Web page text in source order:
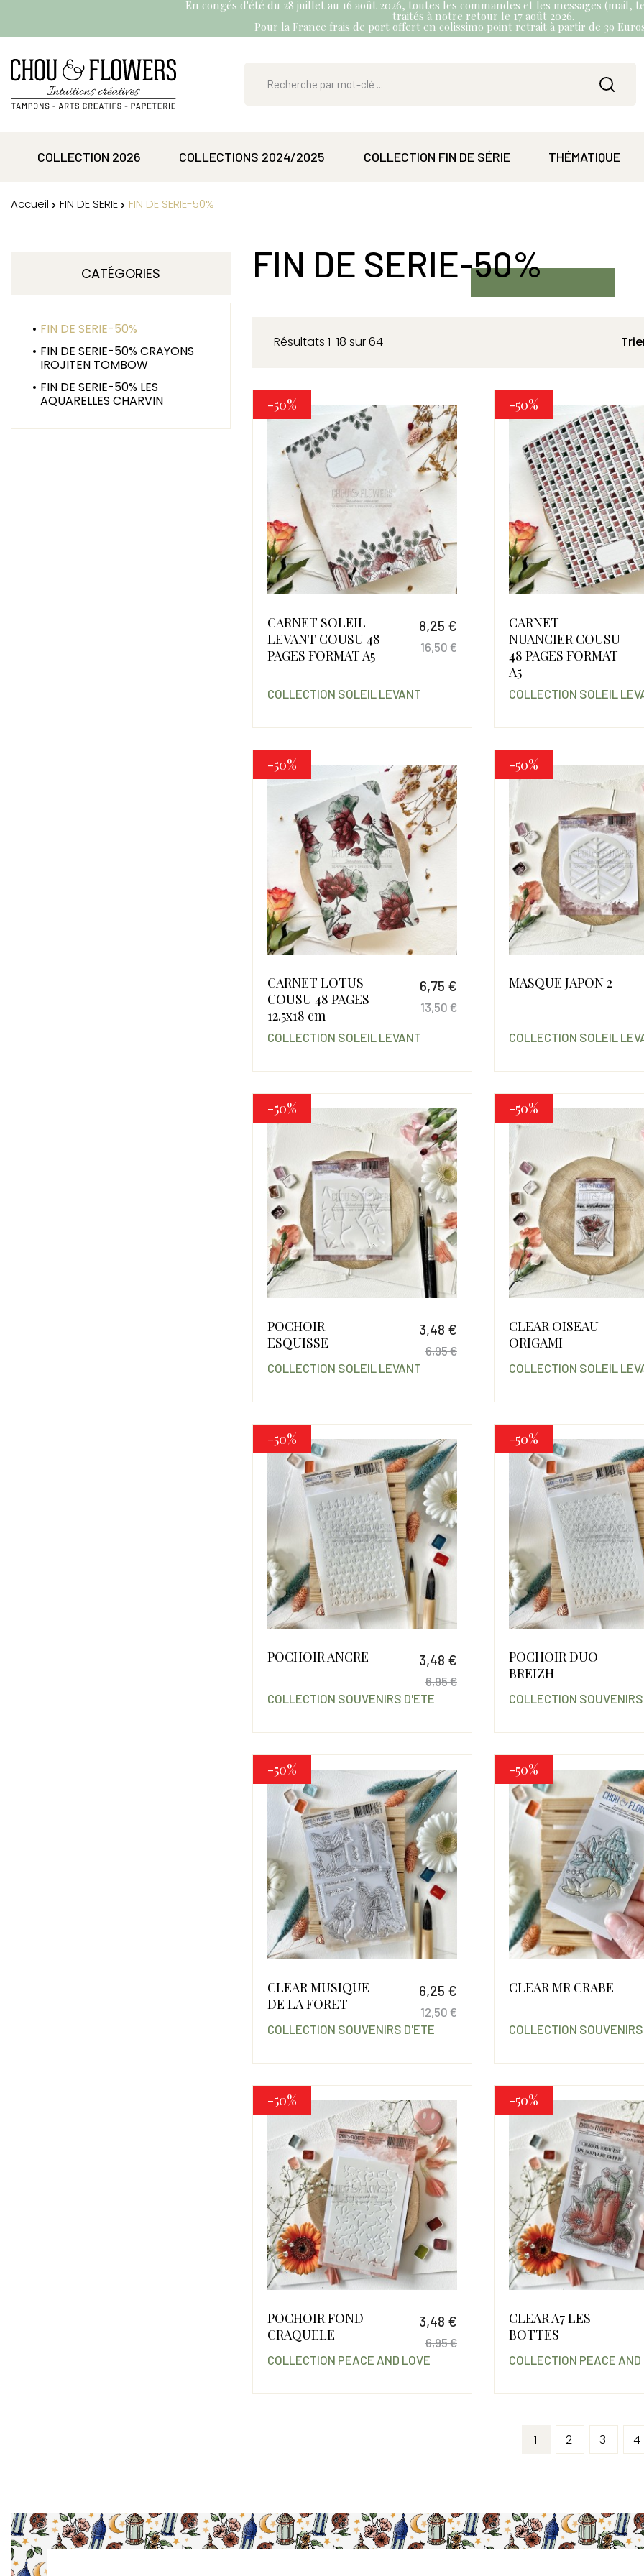
En congés d'été du 28 juillet au 16 août 2026, toutes les commandes et les messages (mail,
traités à notre retour le 17 août 2026.
Pour la France frais de port offert en colissimo point retrait à partir de 39
COLLECTION 2026 COLLECTIONS 2024/2025 COLLECTION FIN DE SÉRIE THÉMATIQUE
Accueil FIN DE SERIE FIN DE SERIE-50%
CATÉGORIES
FIN DE SERIE-50%
FIN DE SERIE-50% CRAYONS
IROJITEN TOMBOW
FIN DE SERIE-50% LES
AQUARELLES CHARVIN
FIN DE SERIE-50%
Résultats 1-18 sur 64
-50%
CARNET SOLEIL
LEVANT COUSU 48
PAGES FORMAT A5
8,25 €
Prix de base
16,50 €
COLLECTION SOLEIL LEVANT
-50%
CARNET
NUANCIER COUSU
48 PAGES FORMAT
A5
COLLECTION SOLEIL
-50%
CARNET LOTUS
COUSU 48 PAGES
12.5x18 cm
6,75 €
13,50 €
COLLECTION SOLEIL LEVANT
-50%
MASQUE JAPON 2
COLLECTION SOLEIL
-50%
POCHOIR
ESQUISSE
3,48 €
Prix de base
6,95 €
COLLECTION SOLEIL LEVANT
-50%
CLEAR OISEAU
ORIGAMI
COLLECTION SOLEIL
-50%
POCHOIR ANCRE 3,48 €
Prix de base
6,95 €
COLLECTION SOUVENIRS D'ETE
-50%
POCHOIR DUO
BREIZH
COLLECTION
-50%
CLEAR MUSIQUE
DE LA FORET
6,25 €
Prix de base
12,50 €
COLLECTION SOUVENIRS D'ETE
-50%
CLEAR MR CRABE
COLLECTION
-50%
POCHOIR FOND
CRAQUELE
3,48 €
Prix de base
6,95 €
COLLECTION PEACE AND LOVE
-50%
CLEAR A7 LES
BOTTES
COLLECTION PEACE AND
1 2 3 4